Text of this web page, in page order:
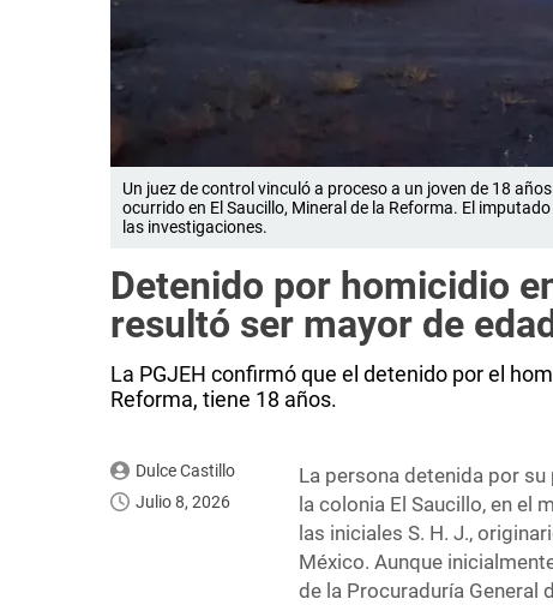
Un juez de control vinculó a proceso a un joven de 18
ocurrido en El Saucillo, Mineral de la Reforma. El
las investigaciones.
Detenido por homicidio
resultó ser mayor de
La PGJEH confirmó que el detenido por el
Reforma, tiene 18 años.
Dulce Castillo
Julio 8, 2026
La persona detenida por
la colonia El Saucillo, en el
las iniciales S. H. J.,
México. Aunque
de la Procuraduría General